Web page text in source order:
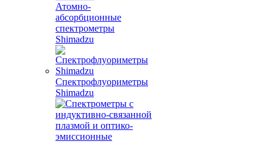
Атомно-
абсорбционные
спектрометры
Shimadzu
Спектрофлуориметры
Shimadzu